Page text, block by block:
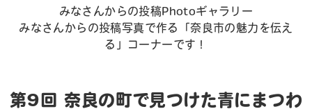
みなさんからの投稿Photoギャラリー
みなさんからの投稿写真で作る「奈良市の魅力を伝え
る」コーナーです！
第9回 奈良の町で見つけた青にまつわ